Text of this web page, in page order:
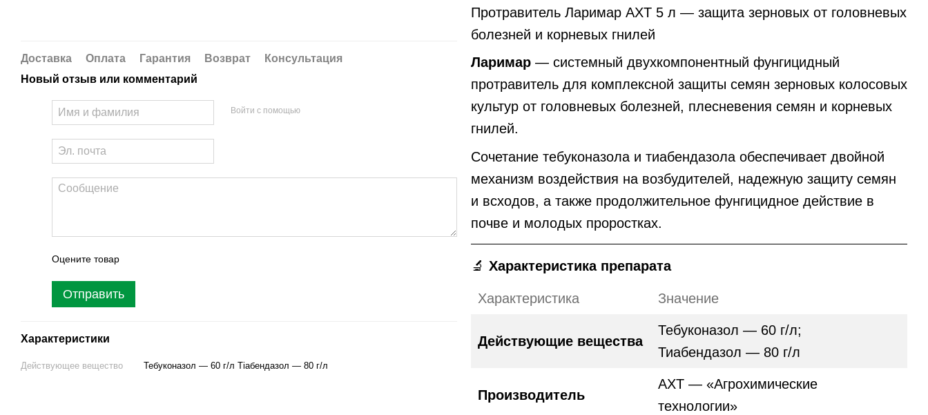
Доставка Оплата Гарантия Возврат
Консультация
Новый отзыв или комментарий
Войти с помощью
Оцените товар
Отправить
Характеристики
Действующее вещество Тебуконазол — 60 г/л Тіабендазол — 80 г/л
Протравитель Ларимар АХТ 5 л — защита зерновых от головневых
болезней и корневых гнилей
Ларимар — системный двухкомпонентный фунгицидный
протравитель для комплексной защиты семян зерновых колосовых
культур от головневых болезней, плесневения семян и корневых
гнилей.
Сочетание тебуконазола и тиабендазола обеспечивает двойной
механизм воздействия на возбудителей, надежную защиту семян
и всходов, а также продолжительное фунгицидное действие в
почве и молодых проростках.
🔬 Характеристика препарата
Характеристика Значение
Действующие вещества
Тебуконазол — 60 г/л;
Тиабендазол — 80 г/л
Производитель
АХТ — «Агрохимические
технологии»